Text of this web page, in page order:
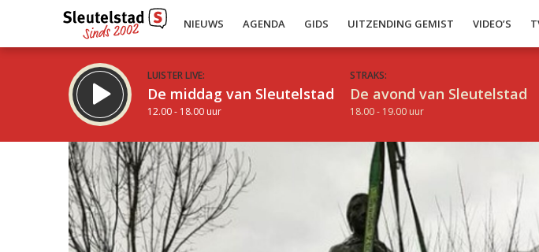
NIEUWS AGENDA GIDS UITZENDING GEMIST VIDEO’S
LUISTER LIVE:
De middag van Sleutelstad
12.00 - 18.00 uur
STRAKS:
De avond van Sleutelstad
18.00 - 19.00 uur
Inklappen